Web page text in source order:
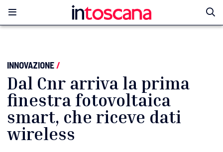
INNOVAZIONE/
Dal Cnr arriva la prima
finestra fotovoltaica
smart, che riceve dati
wireless